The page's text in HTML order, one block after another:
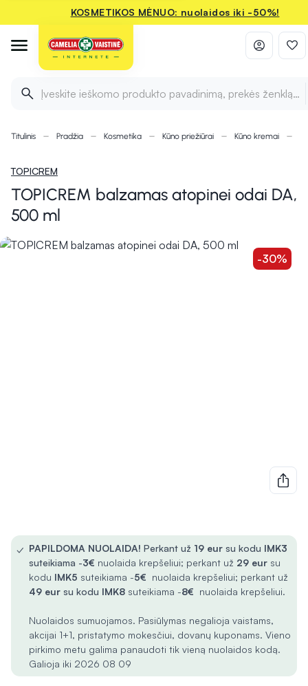
KOSMETIKOS MĖNUO: nuolaidos iki -50%!
Įveskite ieškomo produkto pavadinimą, prekės ženklą ir
Titulinis Pradžia Kosmetika Kūno priežiūrai Kūno kremai
TOPICREM
TOPICREM balzamas atopinei odai DA,
500 ml
-30%
✓ PAPILDOMA NUOLAIDA! Perkant už 19 eur su kodu IMK3
suteikiama -3€ nuolaida krepšeliui; perkant už 29 eur su
kodu IMK5 suteikiama -5€ nuolaida krepšeliui; perkant už
49 eur su kodu IMK8 suteikiama -8€ nuolaida krepšeliui.
Nuolaidos sumuojamos. Pasiūlymas negalioja vaistams,
akcijai 1+1, pristatymo mokesčiui, dovanų kuponams. Vieno
pirkimo metu galima panaudoti tik vieną nuolaidos kodą.
Galioja iki 2026 08 09